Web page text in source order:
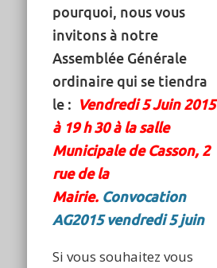
pourquoi, nous vous
invitons à notre
Assemblée Générale
ordinaire qui se tiendra
le : Vendredi 5 Juin 2015
à 19 h 30à la salle
Municipale de Casson, 2
rue de la
Mairie. Convocation
AG2015 vendredi 5 juin
Si vous souhaitez vous